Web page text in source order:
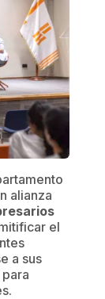
alianza
el
a sus